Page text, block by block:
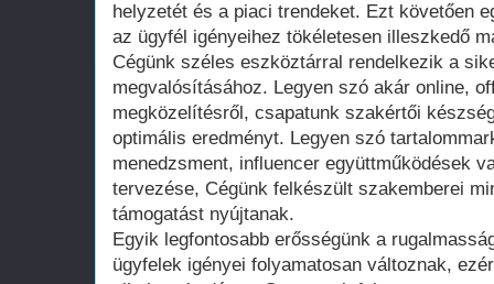
helyzetét és a piaci trendeket. Ezt követően
az ügyfél igényeihez tökéletesen illeszkedő
Cégünk széles eszköztárral rendelkezik a
megvalósításához. Legyen szó akár online,
megközelítésről, csapatunk szakértői
optimális eredményt. Legyen szó
menedzsment, influencer együttműködések
tervezése, Cégünk felkészült szakemberei
támogatást nyújtanak.
Egyik legfontosabb erősségünk a
ügyfelek igényei folyamatosan változnak,